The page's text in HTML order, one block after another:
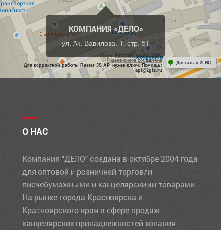
КОМПАНИЯ «ДЕЛО»
ул. Ак. Вавилова, 1, стр. 51
Работает на API 2ГИС
Лицензионное соглашение
Для корректной работы Raster JS API нужен ключ. Помощь:
api@2gis.ru
Доехать с 2ГИС
О НАС
Компания "ДЕЛО" создана в октябре 2004 года
для оптовой и розничной торговли
писчебумажными и канцелярскими товарами.
На рынке города Красноярска и
Красноярского края в сфере продаж
канцелярских принадлежностей копания